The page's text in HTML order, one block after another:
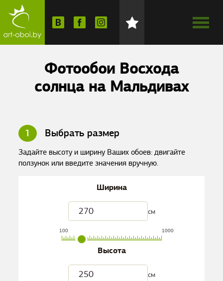
Фотообои Восхода
солнца на Мальдивах
1 Выбрать размер
Задайте высоту и ширину Ваших обоев: двигайте
ползунок или введите значения вручную.
Ширина
см
100 1000
Высота
см